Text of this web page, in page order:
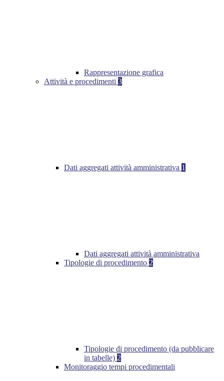
Rappresentazione grafica
Attività e procedimenti 3
Dati aggregati attività amministrativa 1
Dati aggregati attività amministrativa
Tipologie di procedimento 2
Tipologie di procedimento (da pubblicare
in tabelle) 2
Monitoraggio tempi procedimentali